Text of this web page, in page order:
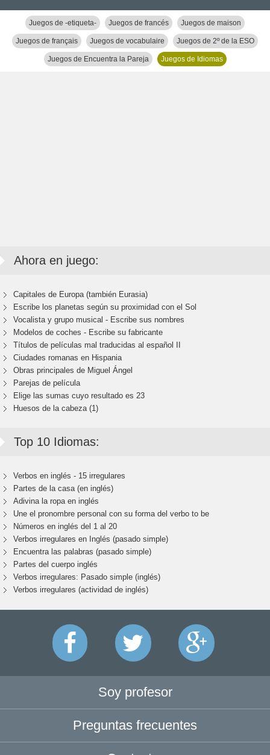
Juegos de -etiqueta- Juegos de francés Juegos de maison
Juegos de français Juegos de vocabulaire Juegos de 2º de la ESO
Juegos de Encuentra la Pareja Juegos de Idiomas
Ahora en juego:
Capitales de Europa (también Eurasia)
Escribe los planetas según su proximidad con el Sol
Vocalista y grupo musical - Escribe sus nombres
Modelos de coches - Escribe su fabricante
Títulos de películas mal traducidas al español II
Ciudades romanas en Hispania
Obras principales de Miguel Ángel
Parejas de película
Elige las sumas cuyo resultado es 23
Huesos de la cabeza (1)
Top 10 Idiomas:
Verbos en inglés - 15 irregulares
Partes de la casa (en inglés)
Adivina la ropa en inglés
Une el pronombre personal con su forma del verbo to be
Números en inglés del 1 al 20
Verbos irregulares en Inglés (pasado simple)
Encuentra las palabras (pasado simple)
Partes del cuerpo inglés
Verbos irregulares: Pasado simple (inglés)
Verbos irregulares (actividad de inglés)
Soy profesor
Preguntas frecuentes